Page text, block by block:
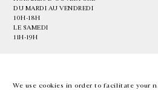
We use cookies in order to facilitate your
DU MARDI AU VENDREDI
10H-18H
LE SAMEDI
11H-19H